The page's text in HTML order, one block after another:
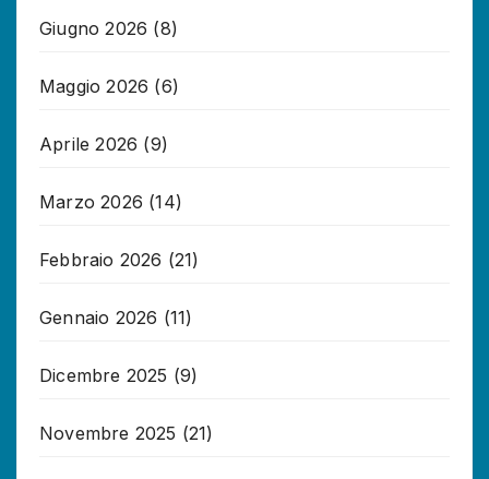
Giugno 2026 (8)
Maggio 2026 (6)
Aprile 2026 (9)
Marzo 2026 (14)
Febbraio 2026 (21)
Gennaio 2026 (11)
Dicembre 2025 (9)
Novembre 2025 (21)